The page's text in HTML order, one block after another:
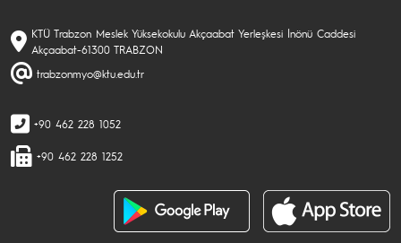
KTÜ Trabzon Meslek Yüksekokulu Akçaabat Yerleşkesi İnönü Caddesi
Akçaabat-61300 TRABZON
trabzonmyo@ktu.edu.tr
+90 462 228 1052
+90 462 228 1252